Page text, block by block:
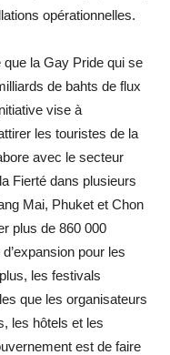
opérationnelles.
la Gay Pride qui se
de bahts de flux
vise à
les touristes de la
avec le secteur
Fierté dans plusieurs
Mai, Phuket et Chon
plus de 860 000
pour les
les festivals
que les organisateurs
les hôtels et les
est de faire